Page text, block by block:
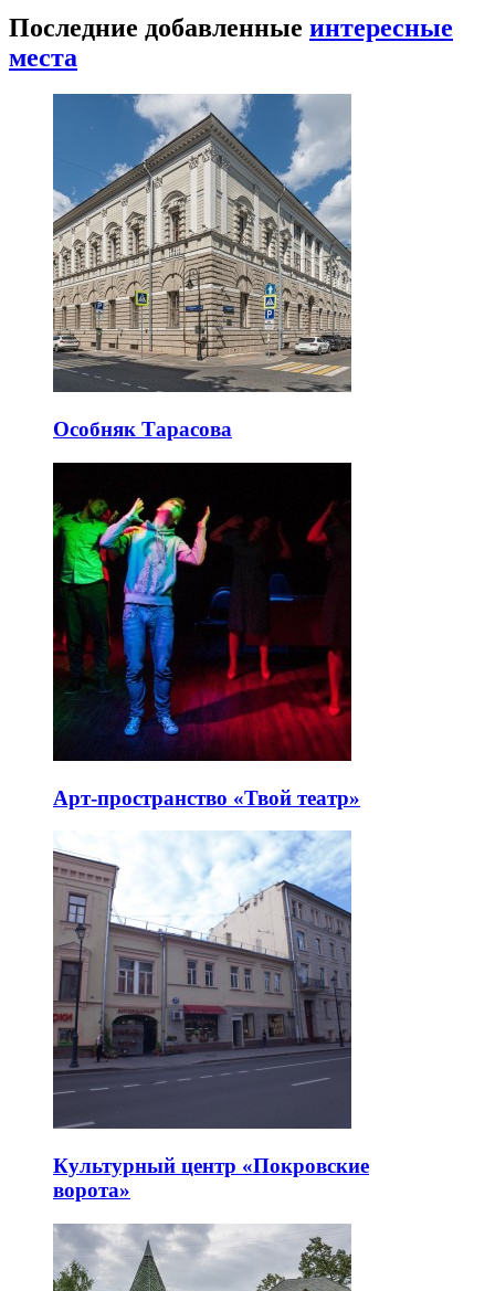
Последние добавленные интересные
места
Особняк Тарасова
Арт-пространство «Твой театр»
Культурный центр «Покровские
ворота»